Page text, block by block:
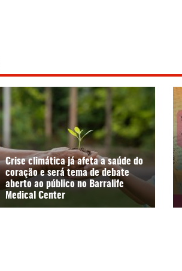
Crise climática já afeta a saúde do
coração e será tema de debate
aberto ao público no Barralife
Medical Center